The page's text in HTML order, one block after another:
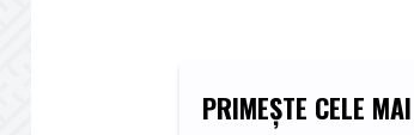
PRIMEȘTE CELE